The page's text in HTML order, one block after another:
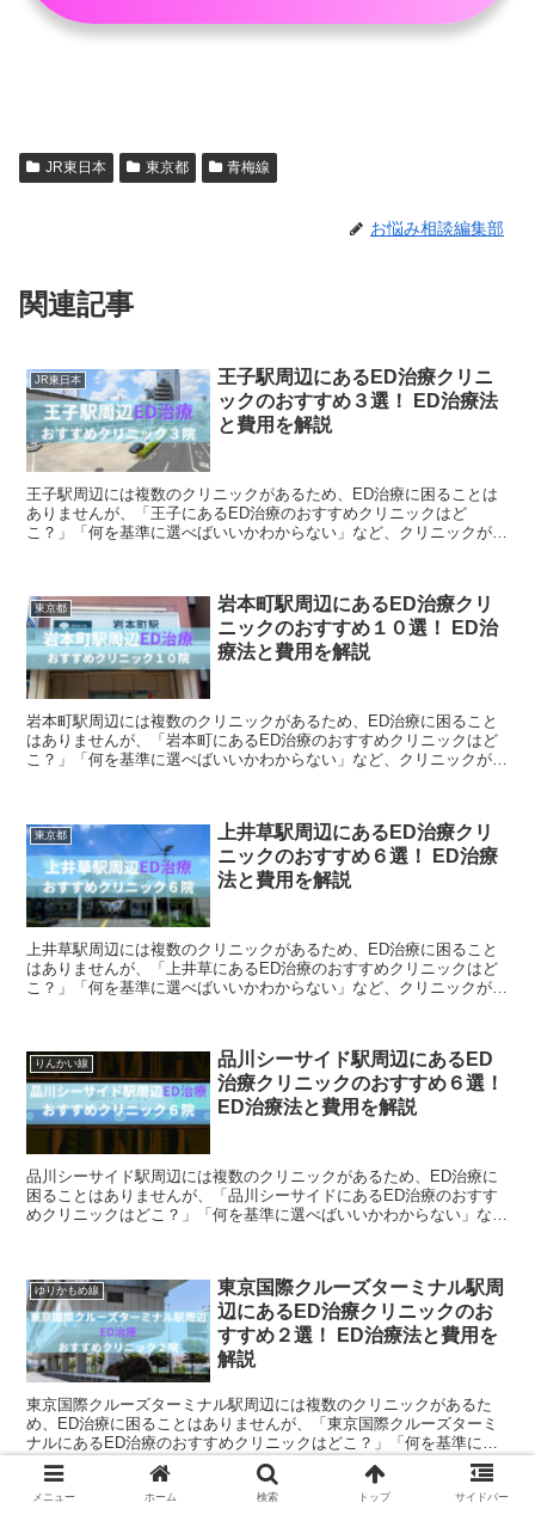
JR東日本 東京都 青梅線
お悩み相談編集部
関連記事
JR東日本
王子駅周辺にあるED治療クリニ
ックのおすすめ３選！ ED治療法
と費用を解説
王子駅周辺には複数のクリニックがあるため、ED治療に困ることは
ありませんが、「王子にあるED治療のおすすめクリニックはど
こ？」「何を基準に選べばいいかわからない」など、クリニックが充
東京都
岩本町駅周辺にあるED治療クリ
ニックのおすすめ１０選！ ED治
療法と費用を解説
岩本町駅周辺には複数のクリニックがあるため、ED治療に困ること
はありませんが、「岩本町にあるED治療のおすすめクリニックはど
こ？」「何を基準に選べばいいかわからない」など、クリニックが充
東京都
上井草駅周辺にあるED治療クリ
ニックのおすすめ６選！ ED治療
法と費用を解説
上井草駅周辺には複数のクリニックがあるため、ED治療に困ること
はありませんが、「上井草にあるED治療のおすすめクリニックはど
こ？」「何を基準に選べばいいかわからない」など、クリニックが充
りんかい線
品川シーサイド駅周辺にあるED
治療クリニックのおすすめ６選！
ED治療法と費用を解説
品川シーサイド駅周辺には複数のクリニックがあるため、ED治療に
困ることはありませんが、「品川シーサイドにあるED治療のおすす
めクリニックはどこ？」「何を基準に選べばいいかわからない」な
ゆりかもめ線
東京国際クルーズターミナル駅周
辺にあるED治療クリニックのお
すすめ２選！ ED治療法と費用を
解説
東京国際クルーズターミナル駅周辺には複数のクリニックがあるた
め、ED治療に困ることはありませんが、「東京国際クルーズターミ
ナルにあるED治療のおすすめクリニックはどこ？」「何を基準に選
べばいいかわからない」など、クリニックが充実しているた...
メニュー ホーム 検索 トップ サイドバー